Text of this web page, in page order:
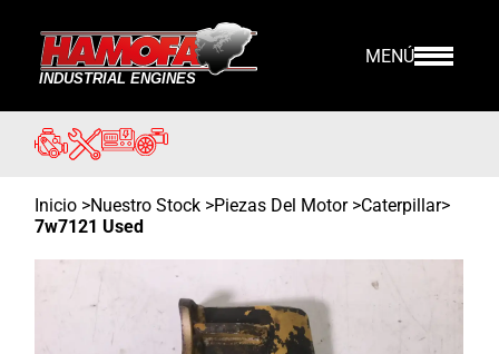
MENÚ
Inicio >Nuestro Stock >Piezas Del Motor >Caterpillar>
7w7121 Used